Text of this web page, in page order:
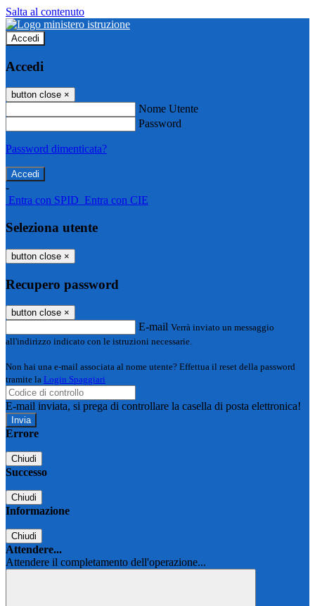
Salta al contenuto
Accedi
Accedi
button close ×
Nome Utente
Password
Password dimenticata?
-
Entra con SPID Entra con CIE
Seleziona utente
button close ×
Recupero password
button close ×
E-mail Verrà inviato un messaggio
all'indirizzo indicato con le istruzioni necessarie.
Non hai una e-mail associata al nome utente? Effettua il reset della password
tramite la Login Spaggiari
E-mail inviata, si prega di controllare la casella di posta elettronica!
Errore
Chiudi
Successo
Chiudi
Informazione
Chiudi
Attendere...
Attendere il completamento dell'operazione...